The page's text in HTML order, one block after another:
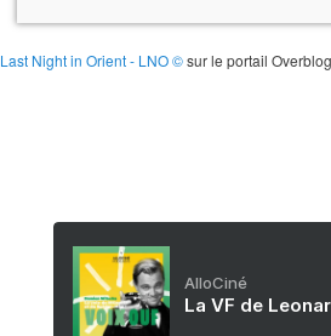
Last Night in Orient - LNO ©sur le portail Overblog
AlloCiné
La VF de